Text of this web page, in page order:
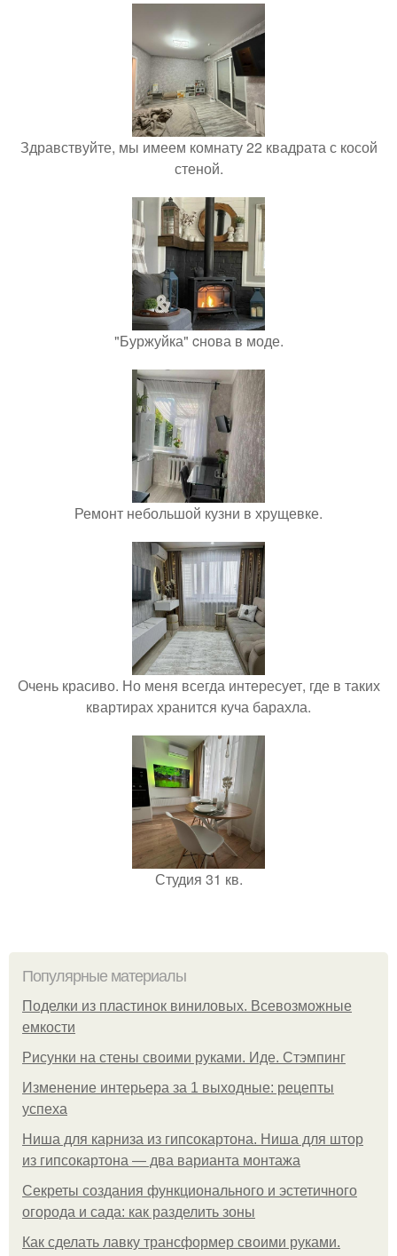
Здравствуйте, мы имеем комнату 22 квадрата с косой
стеной.
"Буржуйка" cнова в моде.
Ремонт небольшой кузни в хрущевке.
Очень красиво. Но меня всегда интересует, где в таких
квартирах хранится куча барахла.
Студия 31 кв.
Популярные материалы
Поделки из пластинок виниловых. Всевозможные
емкости
Рисунки на стены своими руками. Иде. Стэмпинг
Изменение интерьера за 1 выходные: рецепты
успеха
Ниша для карниза из гипсокартона. Ниша для штор
из гипсокартона — два варианта монтажа
Секреты создания функционального и эстетичного
огорода и сада: как разделить зоны
Как сделать лавку трансформер своими руками.